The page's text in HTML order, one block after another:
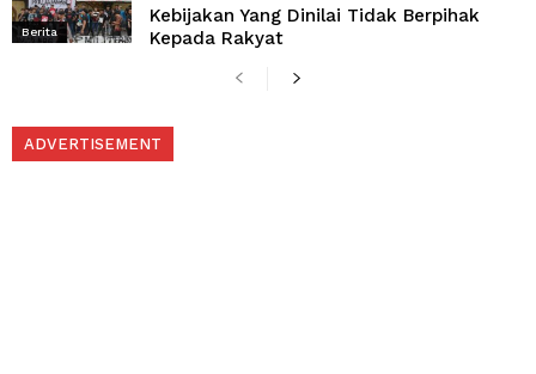
Berita
Kebijakan Yang Dinilai Tidak Berpihak
Kepada Rakyat
ADVERTISEMENT